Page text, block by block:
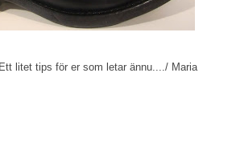
litet tips för er som letar ännu..../ Maria